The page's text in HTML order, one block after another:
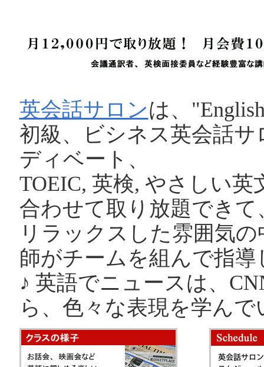
英会話サロンは、
初級、ビシネス英会話
ディベート、
TOEIC, 英検, やさしい
合わせて取り放題できて
リラックスした雰囲気
師がチームを組んで指
♪ 英語でニュースは、
ら、色々な表現を学んで